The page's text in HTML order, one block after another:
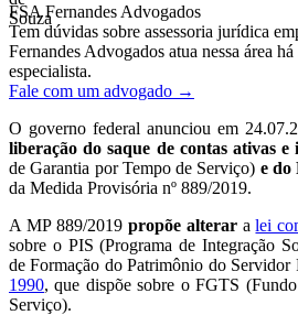
FSA Fernandes Advogados
Tem dúvidas sobre assessoria jurídica
Fernandes Advogados atua nessa área
especialista.
Fale com um advogado →
O governo federal anunciou em
liberação do saque de contas ativas
de Garantia por Tempo de Serviço) e do
da Medida Provisória nº 889/2019.
A MP 889/2019 propõe alteraralei
sobre o PIS (Programa de Integração
de Formação do Patrimônio do Servidor
1990, que dispõe sobre o FGTS
Serviço).